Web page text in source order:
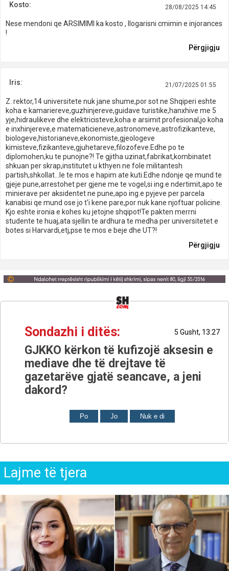
Kosto: 28/08/2025 14:45
Nese mendoni qe ARSIMIMI ka kosto , llogarisni cmimin e injorances
!
Përgjigju
Iris: 21/07/2025 01:55
Z. rektor,14 universitete nuk jane shume,por sot ne Shqiperi eshte
koha e kamariereve,guzhinjereve,guidave turistike,hanxhive me 5
yje,hidraulikeve dhe elektricisteve,koha e arsimit profesional,jo koha
e inxhinjereve,e matematicieneve,astronomeve,astrofizikanteve,
biologeve,historianeve,ekonomiste,gjeologeve
kimisteve,fizikanteve,gjuhetareve,filozofeve.Edhe po te
diplomohen,ku te punojne?! Te gjitha uzinat,fabrikat,kombinatet
shkuan per skrap,institutet u kthyen ne fole militantesh
partish,shkollat...le te mos e hapim ate kuti.Edhe ndonje qe mund te
gjeje pune,arrestohet per gjene me te vogel,si ing.e ndertimit,apo te
minierave per aksidentet ne pune,apo ing.e pyjeve per parcela
kanabisi qe mund ose jo t'i kene pare,por nuk kane njoftuar policine.
Kjo eshte ironia e kohes ku jetojne shqipot!Te pakten merrni
studente te huaj,ata sjellin te ardhura te medha per universitetet e
botes si Harvardi,etj,pse te mos e beje dhe UT?!
Përgjigju
Sondazhi i ditës: 5 Gusht, 13:27
GJKKO kërkon të kufizojë aksesin e
mediave dhe të drejtave të
gazetarëve gjatë seancave, a jeni
dakord?
Po Jo Nuk e di
Lajme të tjera